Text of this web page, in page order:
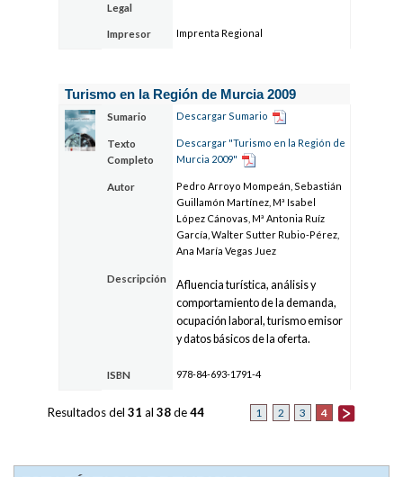
Legal
Impresor Imprenta Regional
Turismo en la Región de Murcia 2009
Sumario Descargar Sumario
Texto
Completo
Descargar "Turismo en la Región de
Murcia 2009"
Autor
Pedro Arroyo Mompeán, Sebastián
Guillamón Martínez, Mª Isabel
López Cánovas, Mª Antonia Ruíz
García, Walter Sutter Rubio-Pérez,
Ana María Vegas Juez
Descripción
Afluencia turística, análisis y
comportamiento de la demanda,
ocupación laboral, turismo emisor
y datos básicos de la oferta.
ISBN 978-84-693-1791-4
1 2 3 4
Resultados del31 al38de44